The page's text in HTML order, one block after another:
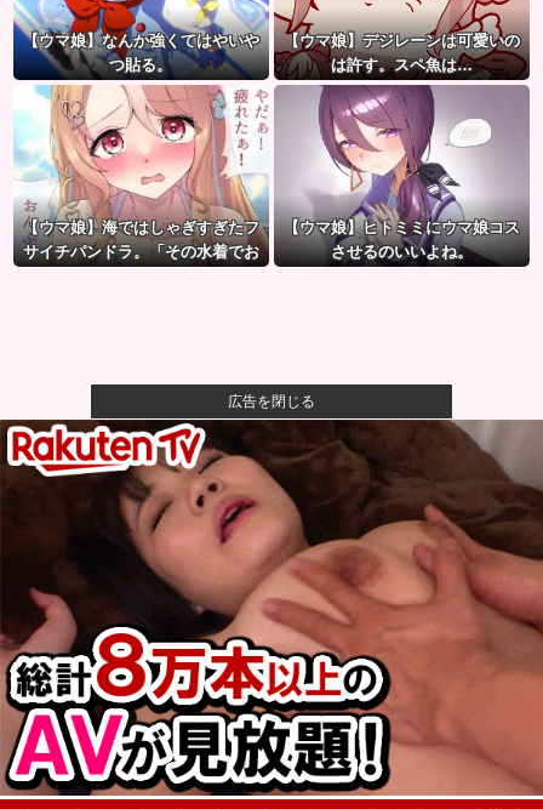
【ウマ娘】なんか強くてはやいや
つ貼る。
【ウマ娘】デジレーンは可愛いの
は許す。スペ魚は…
【ウマ娘】海ではしゃぎすぎたフ
サイチパンドラ。「その水着でお
【ウマ娘】ヒトミミにウマ娘コス
させるのいいよね。
広告を閉じる